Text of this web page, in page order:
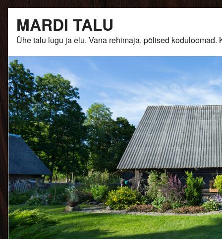
content
MARDI TALU
Ühe talu lugu ja elu. Vana rehimaja, põlised